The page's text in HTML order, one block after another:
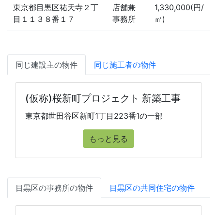
東京都目黒区祐天寺２丁
目１１３８番１７
店舗兼
事務所
1,330,000(円/
㎡)
同じ建設主の物件 同じ施工者の物件
(仮称)桜新町プロジェクト 新築工事
東京都世田谷区新町1丁目223番1の一部
もっと見る
目黒区の事務所の物件 目黒区の共同住宅の物件